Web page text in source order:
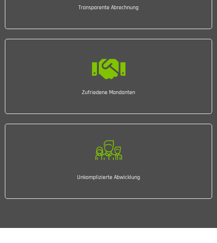
Transparente Abrechnung
Zufriedene Mandanten
Unkomplizierte Abwicklung